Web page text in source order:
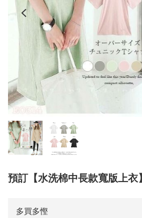
預訂【水洗棉中長款寬版上衣】
多買多慳